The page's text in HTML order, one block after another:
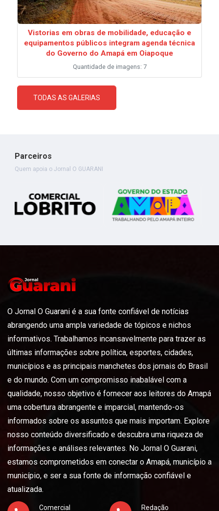
Vistorias em obras de mobilidade, educação e
equipamentos públicos integram agenda técnica
do Governo do Amapá em Oiapoque
Quantidade de imagens: 7
TODAS AS GALERIAS
Parceiros
Quem apoia o Jornal O GUARANI
O Jornal O Guarani é a sua fonte confiável de notícias
abrangendo uma ampla variedade de tópicos e nichos
informativos. Trabalhamos incansavelmente para trazer as
últimas informações sobre política, esportes, cidades,
municípios e as principais manchetes dos jornais do Brasil
e do mundo. Com um compromisso inabalável com a
qualidade, nosso objetivo é fornecer aos leitores do Amapá
uma cobertura abrangente e imparcial, mantendo-os
informados sobre os assuntos que mais importam. Explore
nosso conteúdo diversificado e descubra uma riqueza de
informações e análises relevantes. No Jornal O Guarani,
estamos comprometidos em conectar o Amapá, município a
município, e ser a sua fonte de informação confiável e
atualizada.
Comercial Redação